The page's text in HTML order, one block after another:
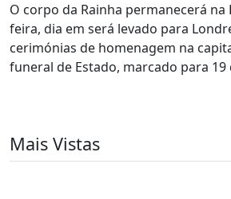
O corpo da Rainha permanecerá na
feira, dia em será levado para
cerimónias de homenagem na
funeral de Estado, marcado para
Mais Vistas